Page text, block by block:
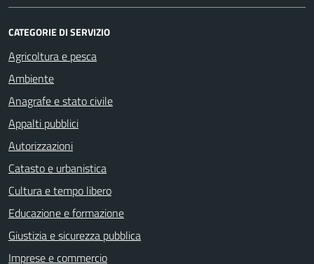
CATEGORIE DI SERVIZIO
Agricoltura e pesca
Ambiente
Anagrafe e stato civile
Appalti pubblici
Autorizzazioni
Catasto e urbanistica
Cultura e tempo libero
Educazione e formazione
Giustizia e sicurezza pubblica
Imprese e commercio